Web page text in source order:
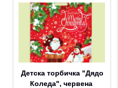
Детска торбичка "Дядо
Коледа", червена